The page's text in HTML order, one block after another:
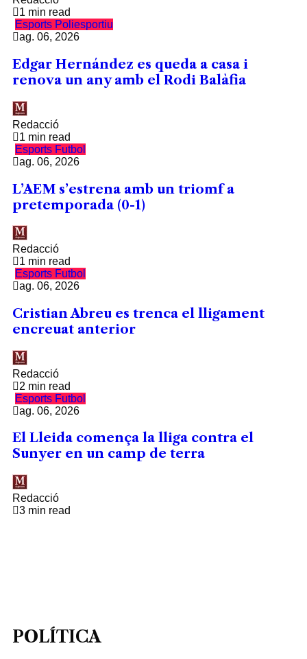
1 min read
Esports Poliesportiu
ag. 06, 2026
Edgar Hernández es queda a casa i
renova un any amb el Rodi Balàfia
Redacció
1 min read
Esports Futbol
ag. 06, 2026
L’AEM s’estrena amb un triomf a
pretemporada (0-1)
Redacció
1 min read
Esports Futbol
ag. 06, 2026
Cristian Abreu es trenca el lligament
encreuat anterior
Redacció
2 min read
Esports Futbol
ag. 06, 2026
El Lleida comença la lliga contra el
Sunyer en un camp de terra
Redacció
3 min read
POLÍTICA